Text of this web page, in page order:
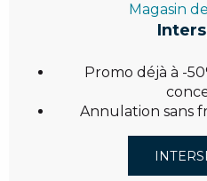
Magasin
Promo déjà à -
Annulation sans